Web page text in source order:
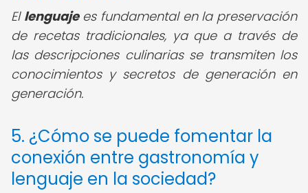
El lenguajees fundamental en la preservación
de recetas tradicionales, ya que a través de
las descripciones culinarias se transmiten los
conocimientos y secretos de generación en
generación.
5. ¿Cómo se puede fomentar la
conexión entre gastronomía y
lenguaje en la sociedad?